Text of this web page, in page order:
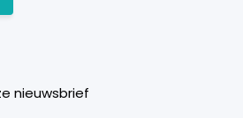
nieuwsbrief